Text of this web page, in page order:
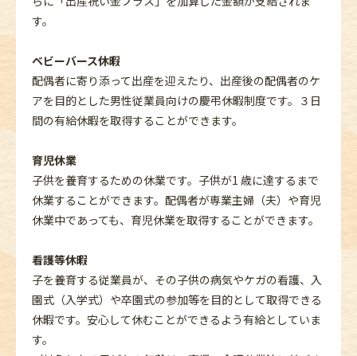
す。
ベビーバース休暇
配偶者に寄り添って出産を迎えたり、出産後の配偶者のケ
アを目的とした男性従業員向けの慶弔休暇制度です。３日
間の有給休暇を取得することができます。
育児休業
子供を養育するための休業です。子供が1 歳に達するまで
休業することができます。配偶者が専業主婦（夫）や育児
休業中であっても、育児休業を取得することができます。
看護等休暇
子を養育する従業員が、その子供の病気やケガの看護、入
園式（入学式）や卒園式の参加等を目的として取得できる
休暇です。安心して休むことができるよう有給としていま
す。